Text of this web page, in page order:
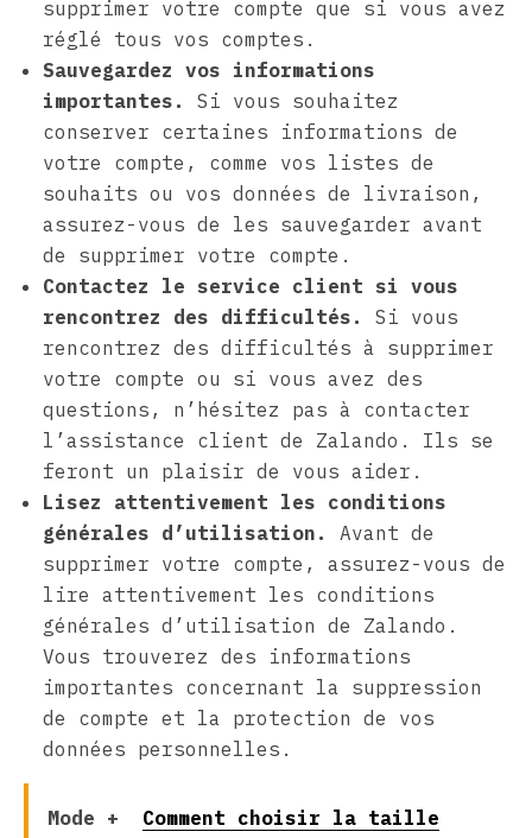
supprimer votre compte que si vous avez
réglé tous vos comptes.
Sauvegardez vos informations
importantes.
Si vous souhaitez
conserver certaines informations de
votre compte, comme vos listes de
souhaits ou vos données de livraison,
assurez-vous de les sauvegarder avant
de supprimer votre compte.
Contactez le service client si vous
rencontrez des difficultés.
Si vous
rencontrez des difficultés à supprimer
votre compte ou si vous avez des
questions, n’hésitez pas à contacter
l’assistance client de Zalando. Ils se
feront un plaisir de vous aider.
Lisez attentivement les conditions
générales d’utilisation.
Avant de
supprimer votre compte, assurez-vous de
lire attentivement les conditions
générales d’utilisation de Zalando.
Vous trouverez des informations
importantes concernant la suppression
de compte et la protection de vos
données personnelles.
Mode +
Comment choisir la taille